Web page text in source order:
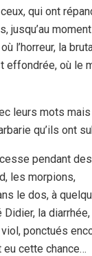
qui ont
jusqu’au moment
l’horreur, la
effondrée, où le
leurs mots mais
qu’ils ont
pendant des
les morpions,
le dos, à
la diarrhée,
ponctués
eu cette chance…